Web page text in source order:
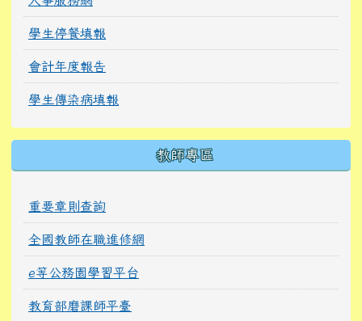
學生停餐填報
會計年度報告
學生傳染病填報
教師專區
重要章則查詢
全國教師在職進修網
e等公務園學習平台
教育部磨課師平臺